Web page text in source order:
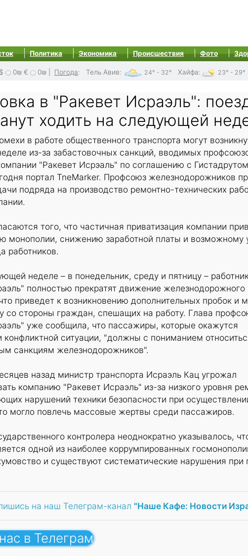
Политика Экономика Происшествия Фото
$ 0₪ € 0₪ Погода: Тель Авив: 24° - 32° Хайфа: 23° - 29°
в "Ракевет Исраэль":
ходить на следующей
в работе общественного транспорта могут
из-за забастовочных санкций, вводимых
"Ракевет Исрэаль" по соглашению с
портал TneMarker. Профсоюз железнодорожников
подряда на производство ремонтно-технических
того, что частичная приватизация компании
монополии, снижению заработной платы и возможному
работников.
неделе – в понедельник, среду и пятницу –
полностью прекратят движение железнодорожного
приведет к возникновению дополнительных пробок и
со стороны граждан, спешащих на работу. Глава
уже сообщила, что пассажиры, которые окажутся
конфликтной ситуации, "должны с пониманием
санкциям железнодорожников".
назад министр транспорта Исраэль Кац угрожал
компанию "Ракевет Исраэль" из-за низкого уровня
нарушений техники безопасности при
могло повлечь массовые жертвы среди пассажиров.
контролера неоднократно указывалось,
одной из наиболее коррумпированных
и существуют систематические нарушения при
на наш Телеграм-канал "Наше Кафе: Новости
в Телеграм